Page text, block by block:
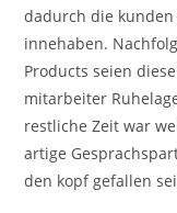
dadurch die kunden
innehaben.
Products seien
mitarbeiter
restliche Zeit war
artige
den kopf gefallen